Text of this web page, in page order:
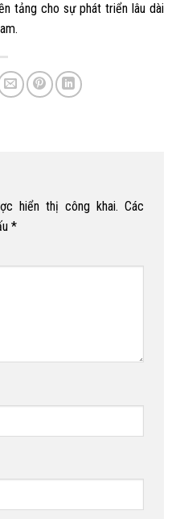
tảng cho sự phát triển lâu dài
hiển thị công khai. Các
*